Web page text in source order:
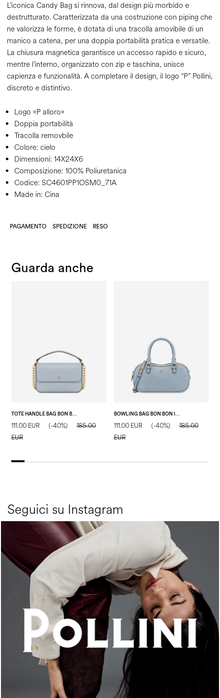
L’iconica Candy Bag si rinnova, dal design più morbido e
destrutturato. Caratterizzata da una costruzione con piping che
ne valorizza le forme, è dotata di una tracolla amovibile di un
manico a catena, per una doppia portabilità pratica e versatile.
La chiusura magnetica garantisce un accesso rapido e sicuro,
mentre l’interno, organizzato con zip e taschina, unisce
capienza e funzionalità. A completare il design, il logo “P” Pollini,
discreto e distintivo.
Logo «P alloro»
Doppia portabilità
Tracolla removbile
Colore: cielo
Dimensioni: 14X24X6
Composizione: 100% Poliuretanica
Codice: SC4601PP1OSM0_71A
Made in: Cina
PAGAMENTO SPEDIZIONE RESO
Guarda anche
TOTE HANDLE BAG BON BON CIELO
111.00 EUR (-40%)
185.00
EUR
BOWLING BAG BON BON IN SOFT PU CIELO
111.00 EUR (-40%)
185.00
EUR
Seguici su Instagram
An ode to the house’s vibrant Italian roots, the new...